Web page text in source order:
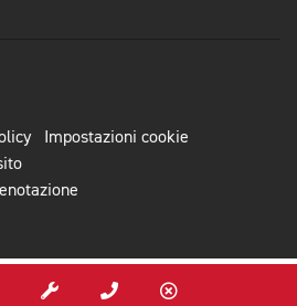
Impostazioni cookie